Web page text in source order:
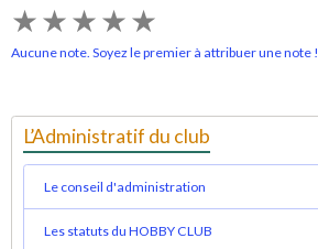
★★★★★
Aucune note. Soyez le premier à attribuer une note !
L’Administratif du club
Le conseil d'administration
Les statuts du HOBBY CLUB